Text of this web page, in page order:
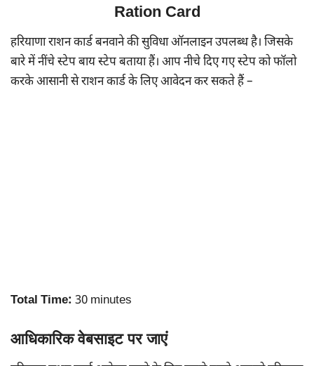
Ration Card
हरियाणा राशन कार्ड बनवाने की सुविधा ऑनलाइन उपलब्ध है। जिसके
बारे में नींचे स्टेप बाय स्टेप बताया हैं। आप नीचे दिए गए स्टेप को फॉलो
करके आसानी से राशन कार्ड के लिए आवेदन कर सकते हैं –
Total Time: 30 minutes
आधिकारिक वेबसाइट पर जाएं